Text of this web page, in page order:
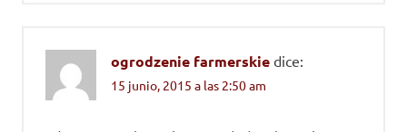
ogrodzenie farmerskie dice:
15 junio, 2015 a las 2:50 am